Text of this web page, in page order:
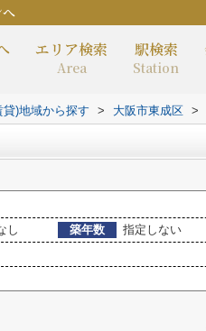
エリア検索
Area
駅検索
Station
貸)地域から探す > 大阪市東成区 >
し 築年数
指定しない